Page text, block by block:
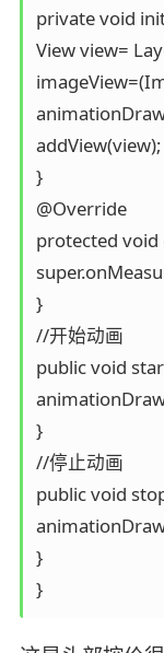
private void
View view=
addView(view);
}
@Override
protected void
}
//开始动画
public void
}
//停止动画
public void
}
}